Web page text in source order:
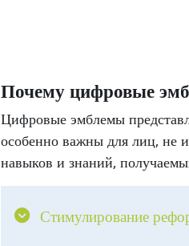
Почему цифровые
Цифровые эмблемы
особенно важны для лиц, не
навыков и знаний,
Стимулирование